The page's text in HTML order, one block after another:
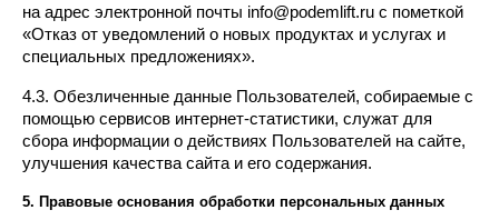
на адрес электронной почты info@podemlift.ru с пометкой
«Отказ от уведомлений о новых продуктах и услугах и
специальных предложениях».
4.3. Обезличенные данные Пользователей, собираемые с
помощью сервисов интернет-статистики, служат для
сбора информации о действиях Пользователей на сайте,
улучшения качества сайта и его содержания.
5. Правовые основания обработки персональных данных